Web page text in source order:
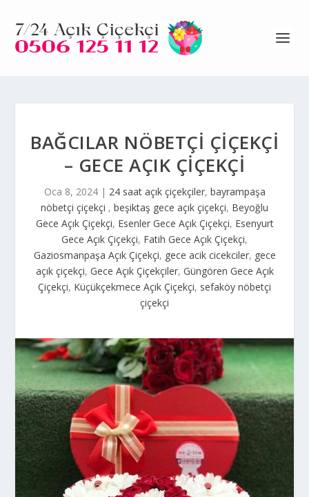
BAĞCILAR NÖBETÇİ ÇİÇEKÇİ
– GECE AÇIK ÇİÇEKÇİ
Oca 8, 2024| 24 saat açık çiçekçiler, bayrampaşa
nöbetçi çiçekçi , beşiktaş gece açık çiçekçi, Beyoğlu
Gece Açık Çiçekçi, Esenler Gece Açık Çiçekçi, Esenyurt
Gece Açık Çiçekçi, Fatih Gece Açık Çiçekçi,
Gaziosmanpaşa Açık Çiçekçi, gece acik cicekciler, gece
açık çiçekçi, Gece Açık Çiçekçiler, Güngören Gece Açık
Çiçekçi, Küçükçekmece Açık Çiçekçi, sefaköy nöbetçi
çiçekçi